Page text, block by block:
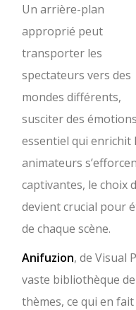
Un arrière-plan
approprié peut
transporter les
spectateurs vers des
mondes différents,
susciter des
essentiel qui enrichit
animateurs
captivantes, le choix
devient crucial pour
de chaque scène.
Anifuzion, de Visual
vaste bibliothèque
thèmes, ce qui en